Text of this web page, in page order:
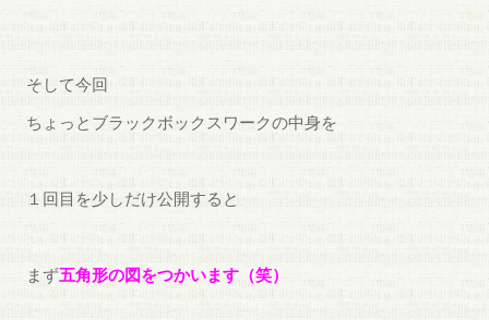
そして今回
ちょっとブラックボックスワークの中身を
１回目を少しだけ公開すると
まず五角形の図をつかいます（笑）